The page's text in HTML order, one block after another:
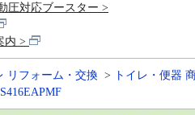
圧対応ブースター
内
リフォーム・交換 トイレ・便器